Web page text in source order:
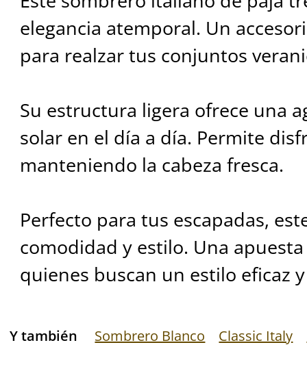
elegancia atemporal. Un
para realzar tus conjuntos
Su estructura ligera ofrece una
solar en el día a día. Permite
manteniendo la cabeza fresca.
Perfecto para tus escapadas,
comodidad y estilo. Una
quienes buscan un estilo eficaz
Y también Sombrero Blanco Classic Italy